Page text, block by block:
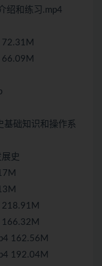
绍和练习.mp4
72.31M
66.09M
基础知识和操作系
史
218.91M
166.32M
162.56M
192.04M